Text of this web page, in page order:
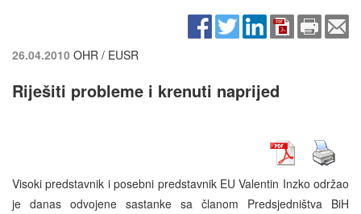
26.04.2010 OHR / EUSR
Riješiti probleme i krenuti naprijed
Visoki predstavnik i posebni predstavnik EU Valentin Inzko održao
je danas odvojene sastanke sa članom Predsjedništva BiH